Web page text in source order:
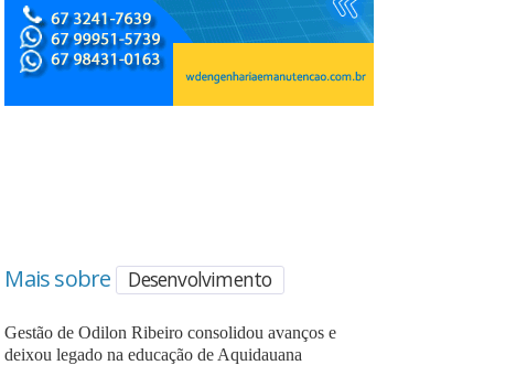
Mais sobre Desenvolvimento
Gestão de Odilon Ribeiro consolidou avanços e
deixou legado na educação de Aquidauana